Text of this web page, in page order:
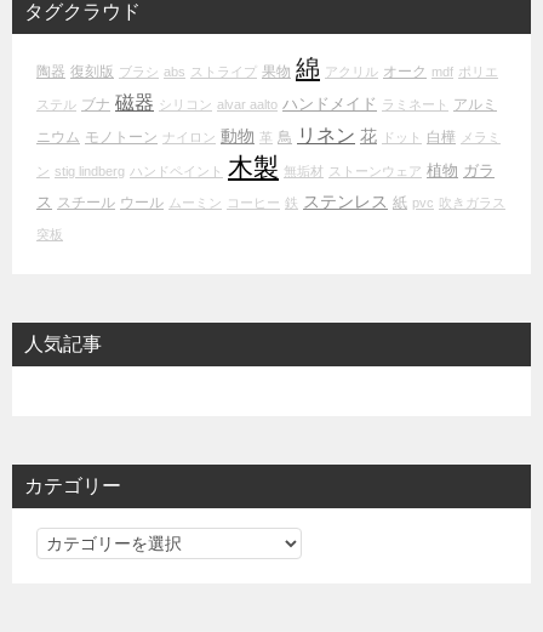
タグクラウド
陶器 復刻版 ブラシ abs ストライプ 果物 綿 アクリル オーク mdf ポリエ
ステル ブナ 磁器 シリコン alvar aalto ハンドメイド ラミネート アルミ
ニウム モノトーン ナイロン 動物 革 鳥 リネン 花 ドット 白樺 メラミ
ン stig lindberg ハンドペイント 木製 無垢材 ストーンウェア 植物 ガラ
ス
スチール ウール ムーミン コーヒー 鉄 ステンレス 紙 pvc 吹きガラス
突板
人気記事
カテゴリー
カ